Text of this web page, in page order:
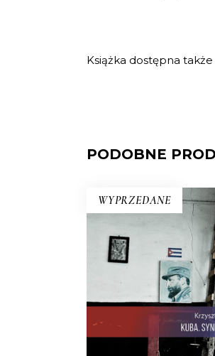
Książka dostępna
PODOBNE
WYPRZEDANE
KUBA. SYNDROM
Rewolucja i dysydenci,
walczące o
Kubańczycy, którzy
rewolucję szortami i
Jest tu dawna
Hawany, są prosięta